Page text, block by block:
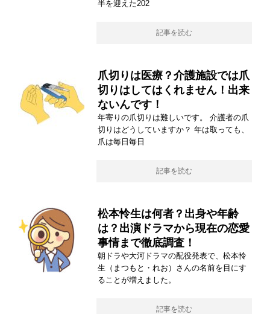
半を迎えた202
記事を読む
爪切りは医療？介護施設では爪
切りはしてはくれません！出来
ないんです！
年寄りの爪切りは難しいです。 介護者の爪
切りはどうしていますか？ 年は取っても、
爪は毎日毎日
記事を読む
松本怜生は何者？出身や年齢
は？出演ドラマから現在の恋愛
事情まで徹底調査！
朝ドラや大河ドラマの配役発表で、松本怜
生（まつもと・れお）さんの名前を目にす
ることが増えました。
記事を読む